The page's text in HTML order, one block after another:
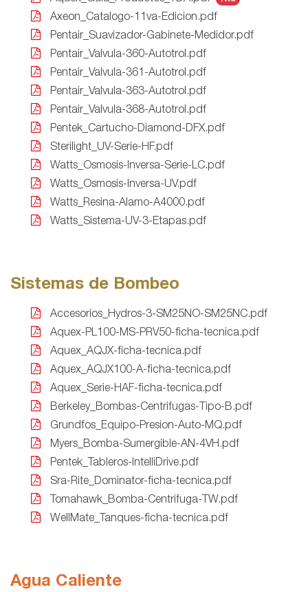
Axeon_Catalogo-11va-Edicion.pdf
Pentair_Suavizador-Gabinete-Medidor.pdf
Pentair_Valvula-360-Autotrol.pdf
Pentair_Valvula-361-Autotrol.pdf
Pentair_Valvula-363-Autotrol.pdf
Pentair_Valvula-368-Autotrol.pdf
Pentek_Cartucho-Diamond-DFX.pdf
Sterilight_UV-Serie-HF.pdf
Watts_Osmosis-Inversa-Serie-LC.pdf
Watts_Osmosis-Inversa-UV.pdf
Watts_Resina-Alamo-A4000.pdf
Watts_Sistema-UV-3-Etapas.pdf
Sistemas de Bombeo
Accesorios_Hydros-3-SM25NO-SM25NC.pdf
Aquex-PL100-MS-PRV50-ficha-tecnica.pdf
Aquex_AQJX-ficha-tecnica.pdf
Aquex_AQJX100-A-ficha-tecnica.pdf
Aquex_Serie-HAF-ficha-tecnica.pdf
Berkeley_Bombas-Centrifugas-Tipo-B.pdf
Grundfos_Equipo-Presion-Auto-MQ.pdf
Myers_Bomba-Sumergible-AN-4VH.pdf
Pentek_Tableros-IntelliDrive.pdf
Sra-Rite_Dominator-ficha-tecnica.pdf
Tomahawk_Bomba-Centrifuga-TW.pdf
WellMate_Tanques-ficha-tecnica.pdf
Agua Caliente